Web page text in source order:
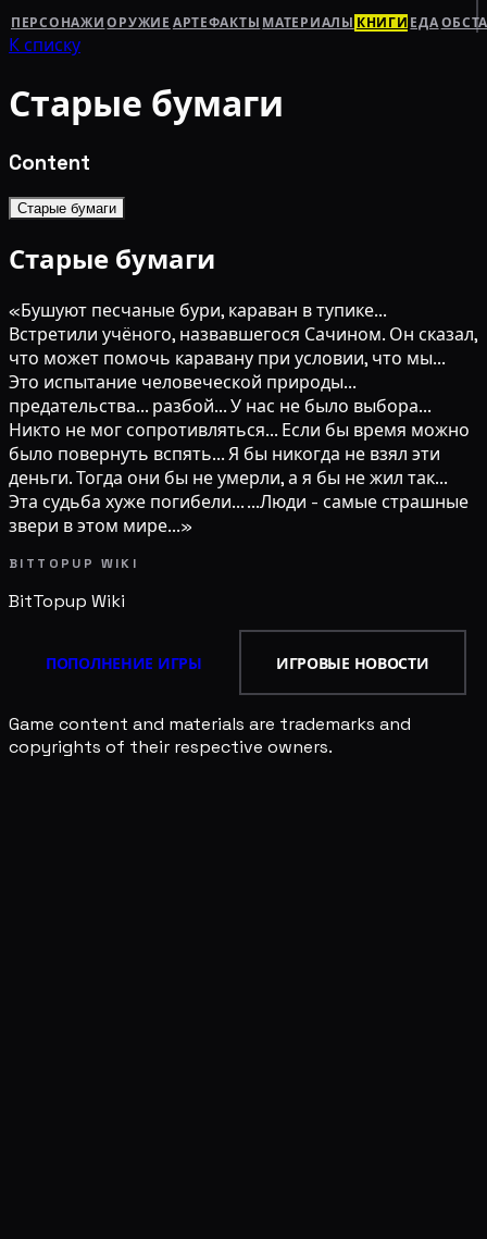
ПЕРСОНАЖИ ОРУЖИЕ АРТЕФАКТЫ МАТЕРИАЛЫ КНИГИ ЕДА
К списку
Старые бумаги
Content
Старые бумаги
Старые бумаги
«Бушуют песчаные бури, караван в тупике...
Встретили учёного, назвавшегося Сачином. Он сказал,
что может помочь каравану при условии, что мы...
Это испытание человеческой природы...
предательства... разбой... У нас не было выбора...
Никто не мог сопротивляться... Если бы время можно
было повернуть вспять... Я бы никогда не взял эти
деньги. Тогда они бы не умерли, а я бы не жил так...
Эта судьба хуже погибели... ...Люди - самые страшные
звери в этом мире...»
BITTOPUP WIKI
BitTopup Wiki
ПОПОЛНЕНИЕ ИГРЫ ИГРОВЫЕ НОВОСТИ
Game content and materials are trademarks and
copyrights of their respective owners.